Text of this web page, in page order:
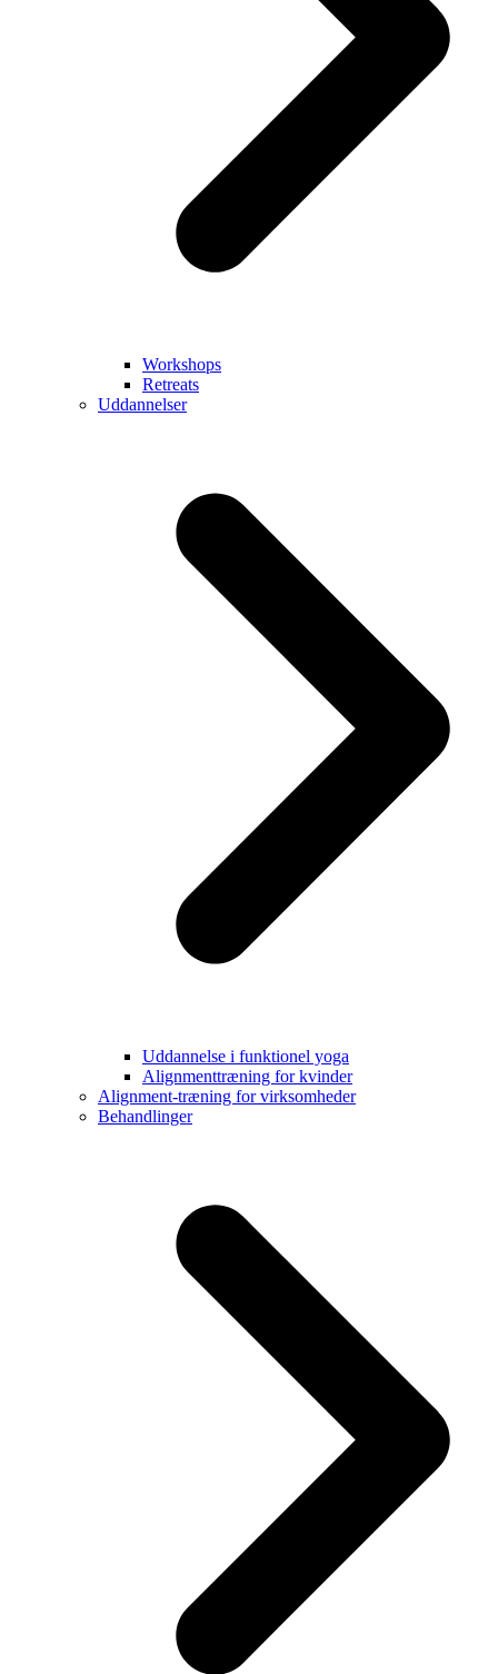
Workshops
Retreats
Uddannelser
Uddannelse i funktionel yoga
Alignmenttræning for kvinder
Alignment-træning for virksomheder
Behandlinger